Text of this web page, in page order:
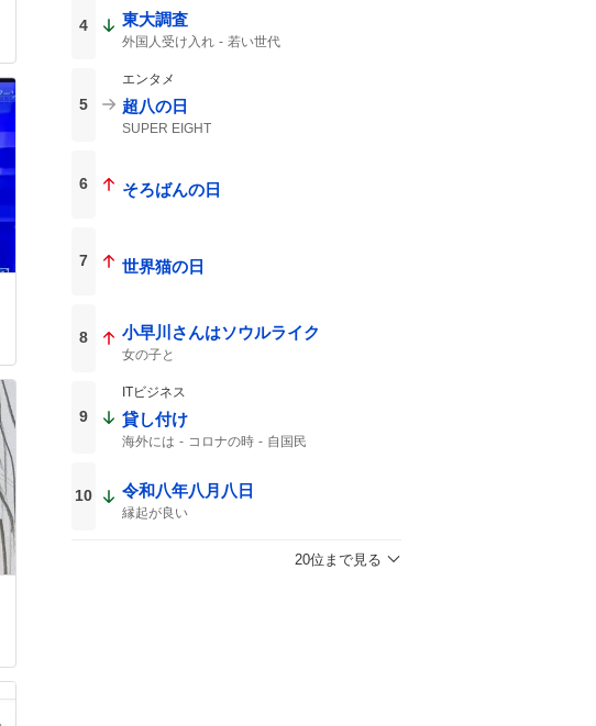
4 東大調査
外国人受け入れ 若い世代
5
エンタメ
超八の日
SUPER EIGHT
6 そろばんの日
7 世界猫の日
8 小早川さんはソウルライク
女の子と
9
ITビジネス
貸し付け
海外には コロナの時 自国民
10 令和八年八月八日
縁起が良い
20位まで見る